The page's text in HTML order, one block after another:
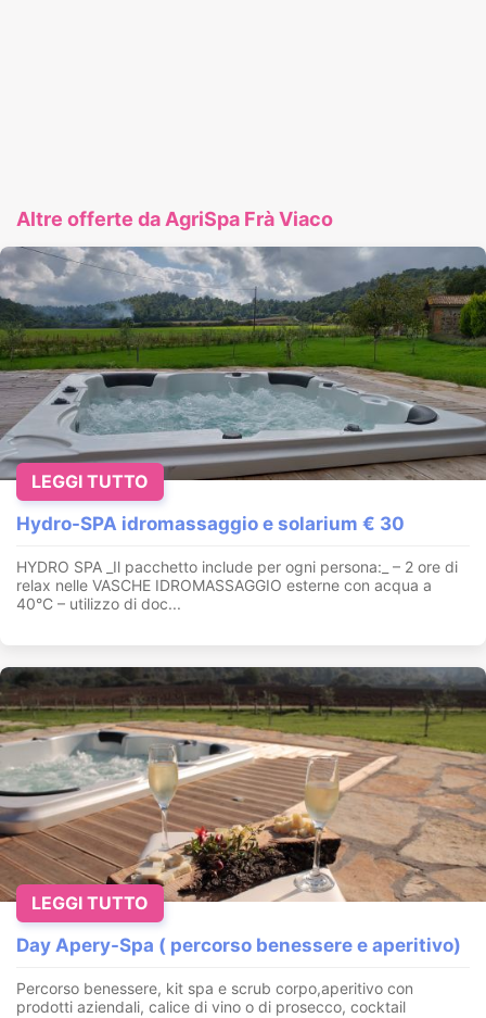
Altre offerte da AgriSpa Frà Viaco
Hydro-SPA idromassaggio e solarium € 30
HYDRO SPA _Il pacchetto include per ogni persona:_ – 2 ore di
relax nelle VASCHE IDROMASSAGGIO esterne con acqua a
40°C – utilizzo di doc...
LEGGI TUTTO
Day Apery-Spa ( percorso benessere e aperitivo)
Percorso benessere, kit spa e scrub corpo,aperitivo con
prodotti aziendali, calice di vino o di prosecco, cocktail
LEGGI TUTTO